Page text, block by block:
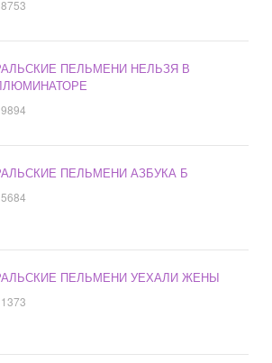
8753
ПЕЛЬМЕНИ НЕЛЬЗЯ В
9894
ПЕЛЬМЕНИ АЗБУКА Б
5684
ПЕЛЬМЕНИ УЕХАЛИ ЖЕНЫ
1373